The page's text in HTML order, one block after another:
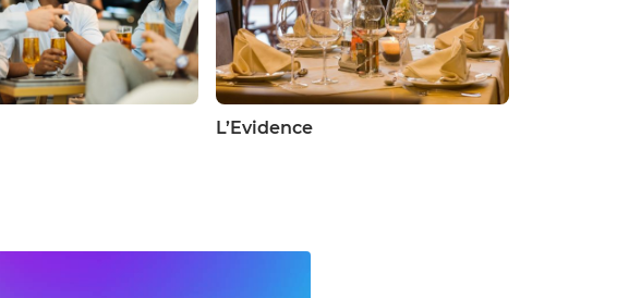
L’Evidence